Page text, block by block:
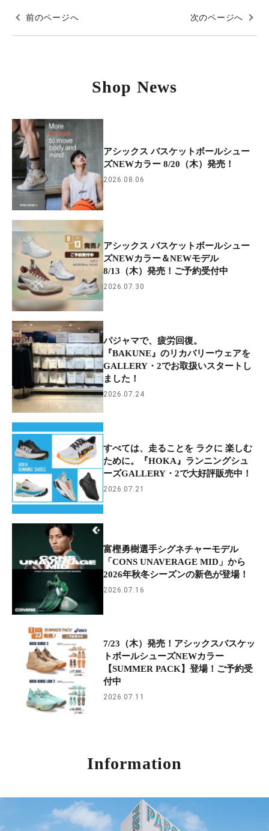
前のページへ 次のページへ
Shop News
アシックス バスケットボールシュー
ズNEWカラー 8/20（木）発売！
2026.08.06
アシックス バスケットボールシュー
ズNEWカラー＆NEWモデル
8/13（木）発売！ご予約受付中
2026.07.30
パジャマで、疲労回復。
『BAKUNE』のリカバリーウェアを
GALLERY・2でお取扱いスタートし
ました！
2026.07.24
すべては、走ることを ラクに 楽しむ
ために。『HOKA』ランニングシュ
ーズGALLERY・2で大好評販売中！
2026.07.21
富樫勇樹選手シグネチャーモデル
「CONS UNAVERAGE MID」から
2026年秋冬シーズンの新色が登場！
2026.07.16
7/23（木）発売！アシックスバスケッ
トボールシューズNEWカラー
【SUMMER PACK】登場！ご予約受
付中
2026.07.11
Information